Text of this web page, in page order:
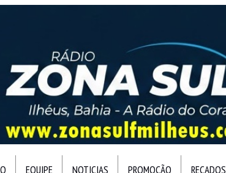
EQUIPE NOTICIAS PROMOÇÃO RECADOS